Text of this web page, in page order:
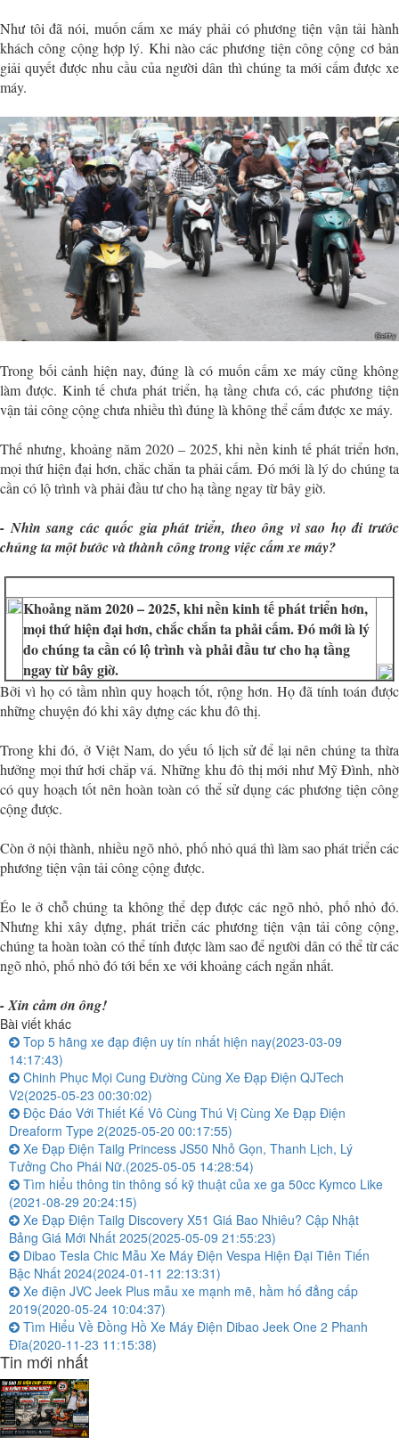
Như tôi đã nói, muốn cấm xe máy phải có phương tiện vận tải hành
khách công cộng hợp lý. Khi nào các phương tiện công cộng cơ bản
giải quyết được nhu cầu của người dân thì chúng ta mới cấm được xe
máy.
Trong bối cảnh hiện nay, đúng là có muốn cấm xe máy cũng không
làm được. Kinh tế chưa phát triển, hạ tầng chưa có, các phương tiện
vận tải công cộng chưa nhiều thì đúng là không thể cấm được xe máy.
Thế nhưng, khoảng năm 2020 – 2025, khi nền kinh tế phát triển hơn,
mọi thứ hiện đại hơn, chắc chắn ta phải cấm. Đó mới là lý do chúng ta
cần có lộ trình và phải đầu tư cho hạ tầng ngay từ bây giờ.
- Nhìn sang các quốc gia phát triển, theo ông vì sao họ đi trước
chúng ta một bước và thành công trong việc cấm xe máy?
Khoảng năm 2020 – 2025, khi nền kinh tế phát triển hơn,
mọi thứ hiện đại hơn, chắc chắn ta phải cấm. Đó mới là lý
do chúng ta cần có lộ trình và phải đầu tư cho hạ tầng
ngay từ bây giờ.
Bởi vì họ có tầm nhìn quy hoạch tốt, rộng hơn. Họ đã tính toán được
những chuyện đó khi xây dựng các khu đô thị.
Trong khi đó, ở Việt Nam, do yếu tố lịch sử để lại nên chúng ta thừa
hưởng mọi thứ hơi chắp vá. Những khu đô thị mới như Mỹ Đình, nhờ
có quy hoạch tốt nên hoàn toàn có thể sử dụng các phương tiện công
cộng được.
Còn ở nội thành, nhiều ngõ nhỏ, phố nhỏ quá thì làm sao phát triển các
phương tiện vận tải công cộng được.
Éo le ở chỗ chúng ta không thể dẹp được các ngõ nhỏ, phố nhỏ đó.
Nhưng khi xây dựng, phát triển các phương tiện vận tải công cộng,
chúng ta hoàn toàn có thể tính được làm sao để người dân có thể từ các
ngõ nhỏ, phố nhỏ đó tới bến xe với khoảng cách ngắn nhất.
- Xin cảm ơn ông!
Bài viết khác
Top 5 hãng xe đạp điện uy tín nhất hiện nay(2023-03-09
14:17:43)
Chinh Phục Mọi Cung Đường Cùng Xe Đạp Điện QJTech
V2(2025-05-23 00:30:02)
Độc Đáo Với Thiết Kế Vô Cùng Thú Vị Cùng Xe Đạp Điện
Dreaform Type 2(2025-05-20 00:17:55)
Xe Đạp Điện Tailg Princess JS50 Nhỏ Gọn, Thanh Lịch, Lý
Tưởng Cho Phái Nữ.(2025-05-05 14:28:54)
Tìm hiểu thông tin thông số kỹ thuật của xe ga 50cc Kymco Like
(2021-08-29 20:24:15)
Xe Đạp Điện Tailg Discovery X51 Giá Bao Nhiêu? Cập Nhật
Bảng Giá Mới Nhất 2025(2025-05-09 21:55:23)
Dibao Tesla Chic Mẫu Xe Máy Điện Vespa Hiện Đại Tiên Tiến
Bậc Nhất 2024(2024-01-11 22:13:31)
Xe điện JVC Jeek Plus mẫu xe mạnh mẽ, hầm hố đẳng cấp
2019(2020-05-24 10:04:37)
Tìm Hiểu Về Đồng Hồ Xe Máy Điện Dibao Jeek One 2 Phanh
Đĩa(2020-11-23 11:15:38)
Tin mới nhất